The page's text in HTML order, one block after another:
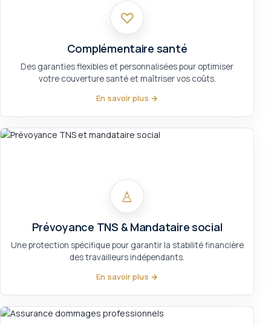
♡
Complémentaire santé
Des garanties flexibles et personnalisées pour optimiser
votre couverture santé et maîtriser vos coûts.
En savoir plus →
♙
Prévoyance TNS & Mandataire social
Une protection spécifique pour garantir la stabilité financière
des travailleurs indépendants.
En savoir plus →